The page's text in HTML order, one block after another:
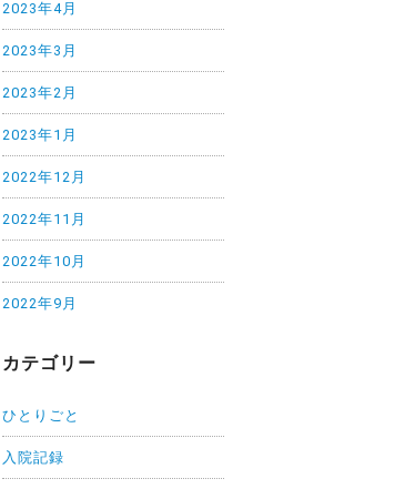
2023年4月
2023年3月
2023年2月
2023年1月
2022年12月
2022年11月
2022年10月
2022年9月
カテゴリー
ひとりごと
入院記録